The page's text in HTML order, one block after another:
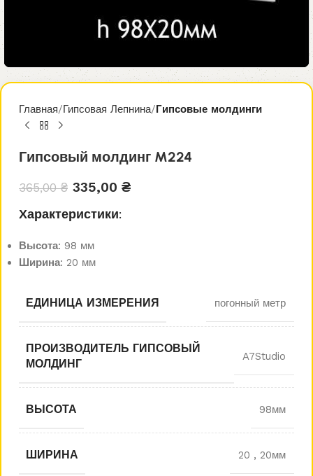
Главная Гипсовая Лепнина Гипсовые молдинги
Гипсовый молдинг M224
365,00₴ 335,00 ₴
Характеристики:
Высота: 98 мм
Ширина: 20 мм
ЕДИНИЦА ИЗМЕРЕНИЯ погонный метр
ПРОИЗВОДИТЕЛЬ ГИПСОВЫЙ
МОЛДИНГ
A7Studio
ВЫСОТА 98мм
ШИРИНА 20 , 20мм